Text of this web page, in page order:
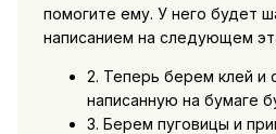
помогите ему. У него будет
написанием на следующем
2. Теперь берем клей и
написанную на бумаге
3. Берем пуговицы и